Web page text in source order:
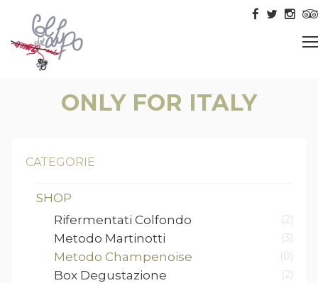
ONLY FOR ITALY
CATEGORIE
SHOP
Rifermentati Colfondo
(2)
Metodo Martinotti (3)
Metodo Champenoise (0)
Box Degustazione (2)